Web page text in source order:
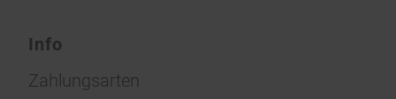
Info
Zahlungsarten